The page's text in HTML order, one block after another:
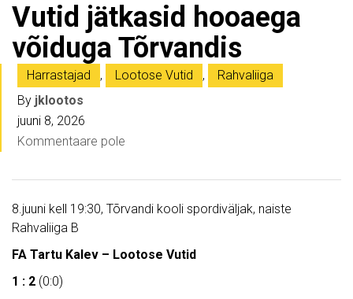
Vutid jätkasid hooaega
võiduga Tõrvandis
Harrastajad , Lootose Vutid ,
Rahvaliiga
By jklootos
juuni 8, 2026
Kommentaare pole
8.juuni kell 19:30, Tõrvandi kooli spordiväljak, naiste
Rahvaliiga B
FA Tartu Kalev – Lootose Vutid
1 : 2 (0:0)